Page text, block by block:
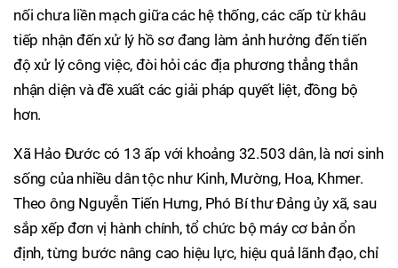
nối chưa liền mạch giữa các hệ thống, các cấp từ khâu
tiếp nhận đến xử lý hồ sơ đang làm ảnh hưởng đến tiến
độ xử lý công việc, đòi hỏi các địa phương thẳng thắn
nhận diện và đề xuất các giải pháp quyết liệt, đồng bộ
hơn.
Xã Hảo Đước có 13 ấp với khoảng 32.503 dân, là nơi sinh
sống của nhiều dân tộc như Kinh, Mường, Hoa, Khmer.
Theo ông Nguyễn Tiến Hưng, Phó Bí thư Đảng ủy xã, sau
sắp xếp đơn vị hành chính, tổ chức bộ máy cơ bản ổn
định, từng bước nâng cao hiệu lực, hiệu quả lãnh đạo, chỉ